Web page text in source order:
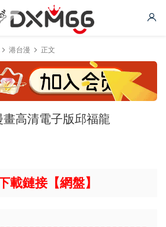
港台漫 正文
高清電子版邱福龍
載鏈接【網盤】